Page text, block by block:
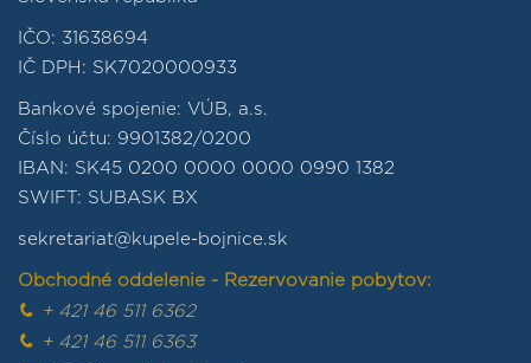
IČO: 31638694
IČ DPH: SK7020000933
Bankové spojenie: VÚB, a.s.
Číslo účtu: 9901382/0200
IBAN: SK45 0200 0000 0000 0990 1382
SWIFT: SUBASK BX
sekretariat@kupele-bojnice.sk
Obchodné oddelenie - Rezervovanie pobytov:
+ 421 46 511 6362
+ 421 46 511 6363